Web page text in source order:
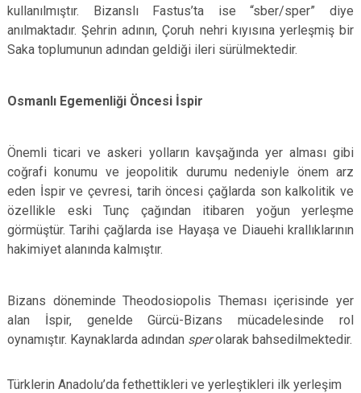
kullanılmıştır. Bizanslı Fastus’ta ise “sber/sper” diye
anılmaktadır. Şehrin adının, Çoruh nehri kıyısına yerleşmiş bir
Saka toplumunun adından geldiği ileri sürülmektedir.
Osmanlı Egemenliği Öncesi İspir
Önemli ticari ve askeri yolların kavşağında yer alması gibi
coğrafi konumu ve jeopolitik durumu nedeniyle önem arz
eden İspir ve çevresi, tarih öncesi çağlarda son kalkolitik ve
özellikle eski Tunç çağından itibaren yoğun yerleşme
görmüştür. Tarihi çağlarda ise Hayaşa ve Diauehi krallıklarının
hakimiyet alanında kalmıştır.
Bizans döneminde Theodosiopolis Theması içerisinde yer
alan İspir, genelde Gürcü-Bizans mücadelesinde rol
oynamıştır. Kaynaklarda adından sperolarak bahsedilmektedir.
Türklerin Anadolu’da fethettikleri ve yerleştikleri ilk yerleşim